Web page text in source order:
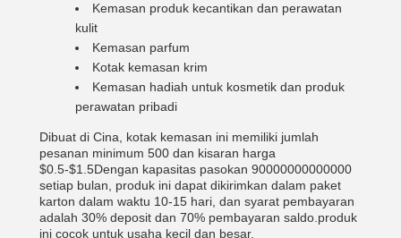
Kemasan produk kecantikan dan perawatan
kulit
Kemasan parfum
Kotak kemasan krim
Kemasan hadiah untuk kosmetik dan produk
perawatan pribadi
Dibuat di Cina, kotak kemasan ini memiliki jumlah
pesanan minimum 500 dan kisaran harga
$0.5-$1.5Dengan kapasitas pasokan 90000000000000
setiap bulan, produk ini dapat dikirimkan dalam paket
karton dalam waktu 10-15 hari, dan syarat pembayaran
adalah 30% deposit dan 70% pembayaran saldo.produk
ini cocok untuk usaha kecil dan besar.